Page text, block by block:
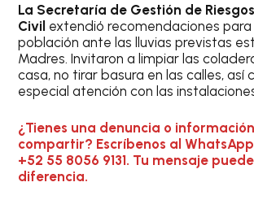
La Secretaría de Gestión de
Civil extendió recomendaciones
población ante las lluvias previstas
Madres. Invitaron a limpiar las
casa, no tirar basura en las calles, así
especial atención con las
¿Tienes una denuncia o
compartir? Escríbenos al
+52 55 8056 9131. Tu mensaje
diferencia.